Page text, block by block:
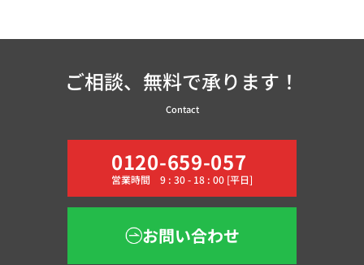
ご相談、無料で承ります！
Contact
0120-659-057
営業時間 9 : 30 - 18 : 00 [平日]
お問い合わせ